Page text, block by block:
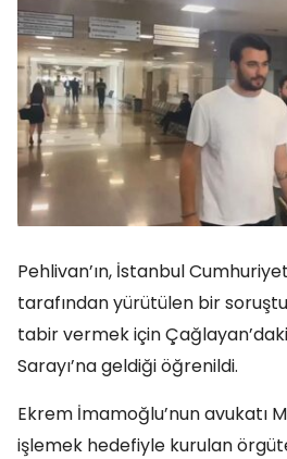
Pehlivan’ın, İstanbul Cumhuriyet
tarafından yürütülen bir
tabir vermek için
Sarayı’na geldiği öğrenildi.
Ekrem İmamoğlu’nun avukatı
işlemek hedefiyle kurulan